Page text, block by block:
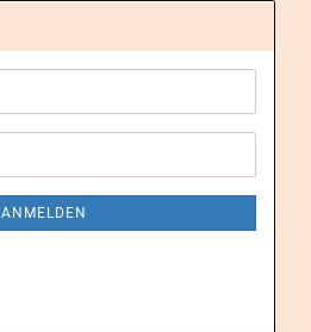
ANMELDEN